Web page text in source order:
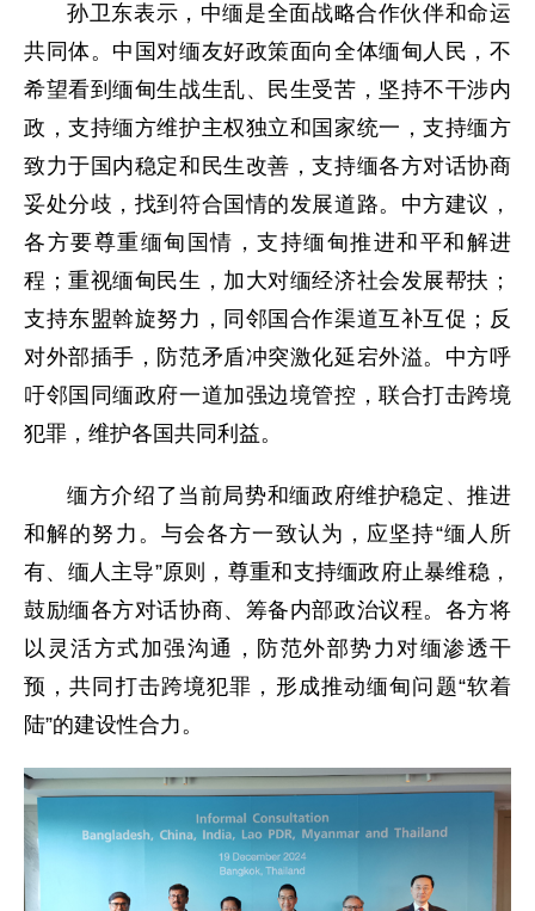
孙卫东表示，中缅是全面战略合作伙伴和命运
共同体。中国对缅友好政策面向全体缅甸人民，不
希望看到缅甸生战生乱、民生受苦，坚持不干涉内
政，支持缅方维护主权独立和国家统一，支持缅方
致力于国内稳定和民生改善，支持缅各方对话协商
妥处分歧，找到符合国情的发展道路。中方建议，
各方要尊重缅甸国情，支持缅甸推进和平和解进
程；重视缅甸民生，加大对缅经济社会发展帮扶；
支持东盟斡旋努力，同邻国合作渠道互补互促；反
对外部插手，防范矛盾冲突激化延宕外溢。中方呼
吁邻国同缅政府一道加强边境管控，联合打击跨境
犯罪，维护各国共同利益。
缅方介绍了当前局势和缅政府维护稳定、推进
和解的努力。与会各方一致认为，应坚持“缅人所
有、缅人主导”原则，尊重和支持缅政府止暴维稳，
鼓励缅各方对话协商、筹备内部政治议程。各方将
以灵活方式加强沟通，防范外部势力对缅渗透干
预，共同打击跨境犯罪，形成推动缅甸问题“软着
陆”的建设性合力。